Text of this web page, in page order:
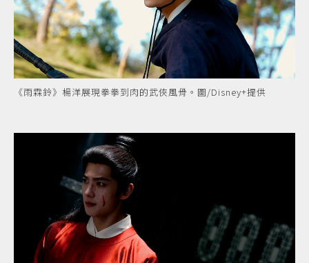
《雨霖鈴》楊洋展現拳拳到肉的武俠風骨。圖/Disney+提供